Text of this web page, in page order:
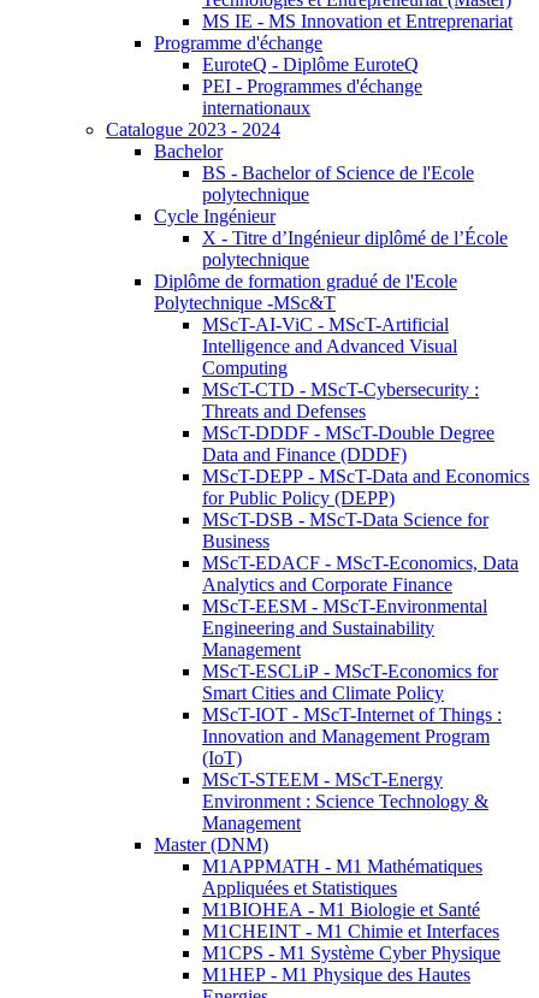
MS IE - MS Innovation et Entreprenariat
Programme d'échange
EuroteQ - Diplôme EuroteQ
PEI - Programmes d'échange
internationaux
Catalogue 2023 - 2024
Bachelor
BS - Bachelor of Science de l'Ecole
polytechnique
Cycle Ingénieur
X - Titre d’Ingénieur diplômé de l’École
polytechnique
Diplôme de formation gradué de l'Ecole
Polytechnique -MSc&T
MScT-AI-ViC - MScT-Artificial
Intelligence and Advanced Visual
Computing
MScT-CTD - MScT-Cybersecurity :
Threats and Defenses
MScT-DDDF - MScT-Double Degree
Data and Finance (DDDF)
MScT-DEPP - MScT-Data and Economics
for Public Policy (DEPP)
MScT-DSB - MScT-Data Science for
Business
MScT-EDACF - MScT-Economics, Data
Analytics and Corporate Finance
MScT-EESM - MScT-Environmental
Engineering and Sustainability
Management
MScT-ESCLiP - MScT-Economics for
Smart Cities and Climate Policy
MScT-IOT - MScT-Internet of Things :
Innovation and Management Program
(IoT)
MScT-STEEM - MScT-Energy
Environment : Science Technology &
Management
Master (DNM)
M1APPMATH - M1 Mathématiques
Appliquées et Statistiques
M1BIOHEA - M1 Biologie et Santé
M1CHEINT - M1 Chimie et Interfaces
M1CPS - M1 Système Cyber Physique
M1HEP - M1 Physique des Hautes